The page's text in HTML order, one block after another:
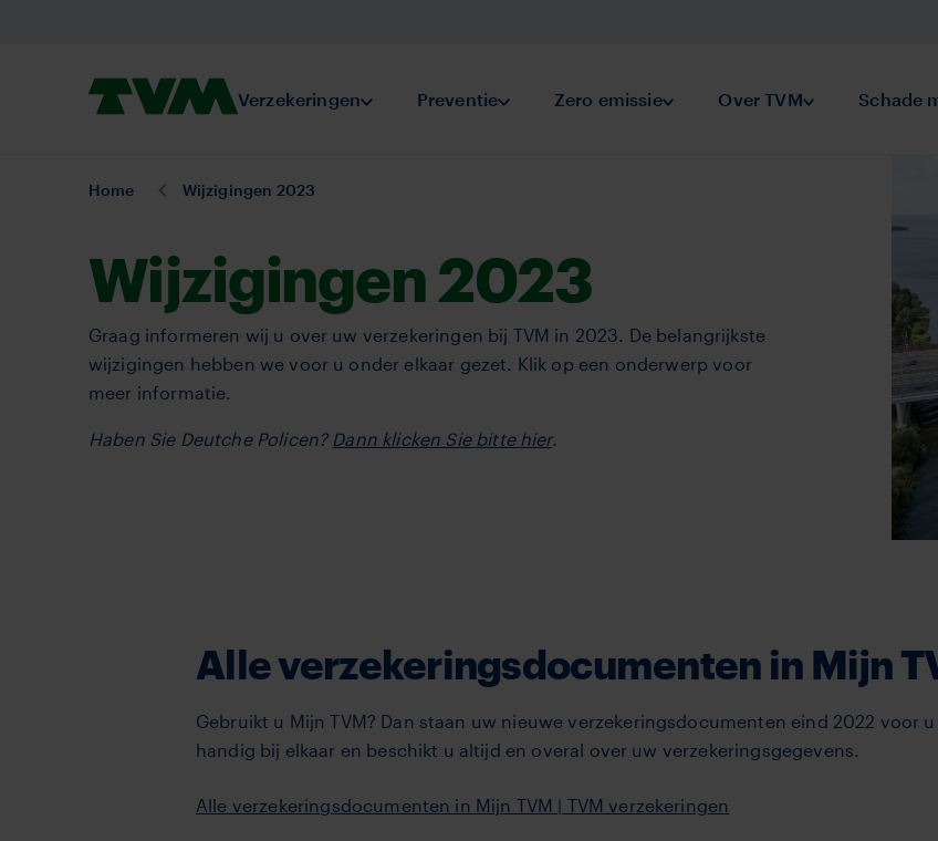
Homepage,
VerzekeringenSubmenu Verzekeringen
PreventieSubmenu Preventie
Zero emissieSubmenu Zero emissie
Over TVMSubmenu Over
Schade
U
Home Wijzigingen 2023
Wijzigingen 2023
Graag informeren wij u over uw verzekeringen bij TVM in 2023. De belangrijkste
wijzigingen hebben we voor u onder elkaar gezet. Klik op een onderwerp voor
meer informatie.
Haben Sie Deutche Policen? Dann klicken Sie bitte hier.
Alle verzekeringsdocumenten in Mijn
Gebruikt u Mijn TVM? Dan staan uw nieuwe verzekeringsdocumenten eind 2022 voor u
handig bij elkaar en beschikt u altijd en overal over uw verzekeringsgegevens.
Alle verzekeringsdocumenten in Mijn TVM | TVM verzekeringen